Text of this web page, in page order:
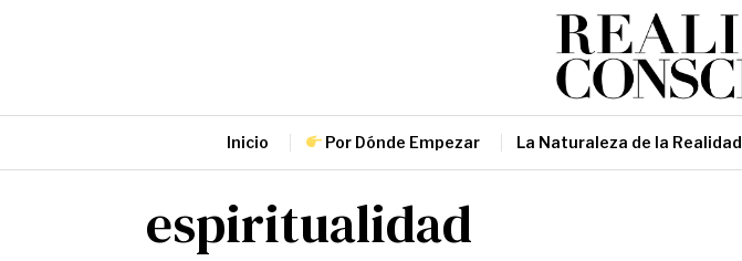
Inicio Por Dónde Empezar La Naturaleza de la Realidad
espiritualidad